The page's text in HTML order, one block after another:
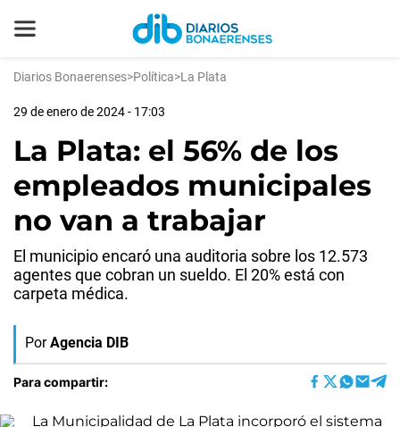
Diarios Bonaerenses>Política>La Plata
29 de enero de 2024 - 17:03
La Plata: el 56% de los
empleados municipales
no van a trabajar
El municipio encaró una auditoria sobre los 12.573
agentes que cobran un sueldo. El 20% está con
carpeta médica.
Por Agencia DIB
Para compartir: